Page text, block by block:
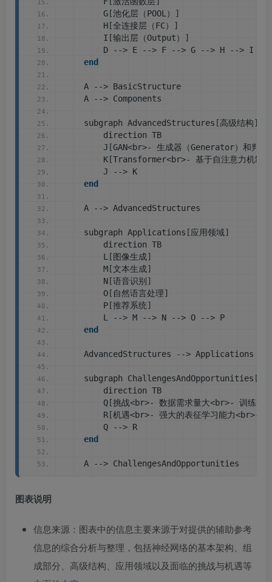
        G
[池化层（POOL）
]
        H
[全连接层（FC）
]
        I
[输出层（Output）
]
        D --
> E --> F --> G --> H --> I
end
    A --
> BasicStructure
    A --
> Components
    subgraph AdvancedStructures
[高级结构]
        direction TB
        J
[GAN<br>- 生成器（Generator）和判
        K
[Transformer<br>- 基于自注意力机制
        J --
> K
end
    A --
> AdvancedStructures
    subgraph Applications
[应用领域]
        direction TB
        L
[ 图像生成]
        M
[文本生成]
        N
[语音识别 ]
        O
[ 自然语言处理]
        P
[推荐系统]
        L --
> M --> N --> O --> P
end
    AdvancedStructures --
> Applications
    subgraph ChallengesAndOpportunities
[
        direction TB
        Q
[挑战<br>- 数据需求量大<br>- 训练时
        R
[机遇<br>- 强大的表征学习能力<br>-
        Q --
> R
end
    A --
> ChallengesAndOpportunities
图表说明
信息来源：图表中的信息主要来源于对提供的辅助参考
信息的综合分析与整理，包括神经网络的基本架构、组
成部分、高级结构、应用领域以及面临的挑战与机遇等